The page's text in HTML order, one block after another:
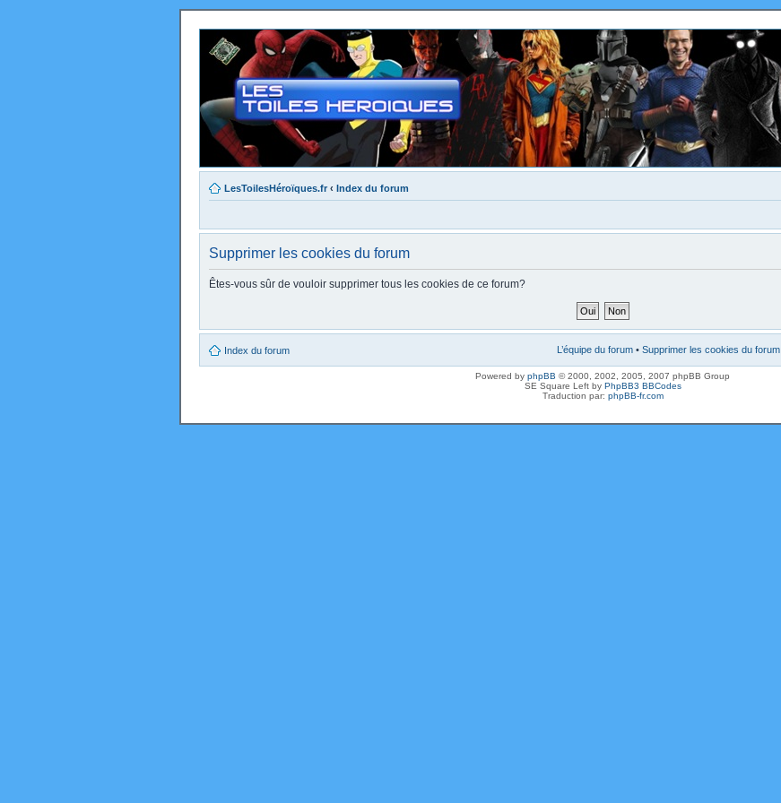
LesToilesHéroïques.fr ‹ Index du forum
Supprimer les cookies du forum
Êtes-vous sûr de vouloir supprimer tous les cookies de ce forum?
Index du forum L’équipe du forum • Supprimer les cookies du forum
Powered by phpBB © 2000, 2002, 2005, 2007 phpBB Group
SE Square Left by PhpBB3 BBCodes
Traduction par: phpBB-fr.com